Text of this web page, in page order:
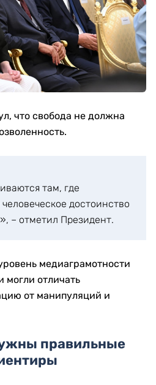
что свобода не должна
там, где
достоинство
– отметил Президент.
медиаграмотности
могли отличать
от манипуляций и
правильные